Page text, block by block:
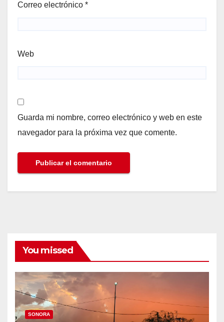
Correo electrónico *
Web
Guarda mi nombre, correo electrónico y web en este
navegador para la próxima vez que comente.
You missed
SONORA